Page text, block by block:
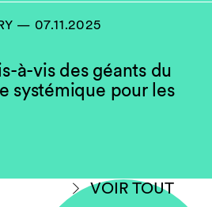
— 07.11.2025
à-vis des géants du
systémique pour les
VOIR TOUT